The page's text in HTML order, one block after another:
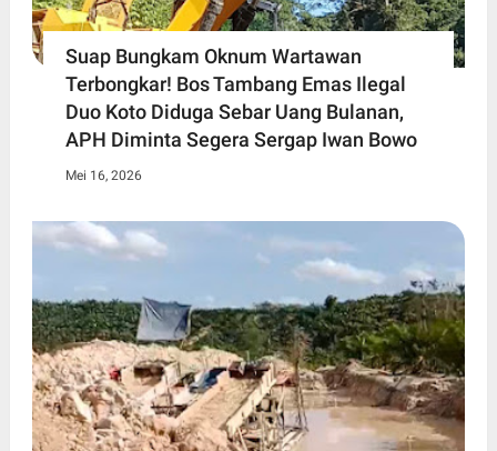
Suap Bungkam Oknum Wartawan
Terbongkar! Bos Tambang Emas Ilegal
Duo Koto Diduga Sebar Uang Bulanan,
APH Diminta Segera Sergap Iwan Bowo
Mei 16, 2026